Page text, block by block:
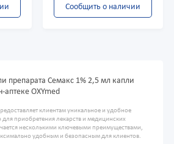
Сообщить о наличии
препарата Семакс 1% 2,5 мл капли
аптеке OXYmed
клиентам уникальное и удобное
для приобретения лекарств и медицинских
несколькими ключевыми преимуществами,
удобным и безопасным для клиентов.